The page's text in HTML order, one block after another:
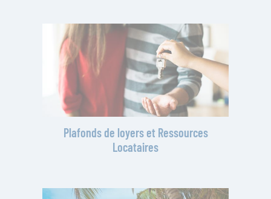
Plafonds de loyers et Ressources
Locataires